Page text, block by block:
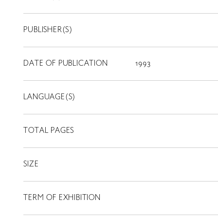
LIBRARY
PUBLISHER(S)
DATE OF PUBLICATION 1993
LANGUAGE(S)
TOTAL PAGES
SIZE
TERM OF EXHIBITION